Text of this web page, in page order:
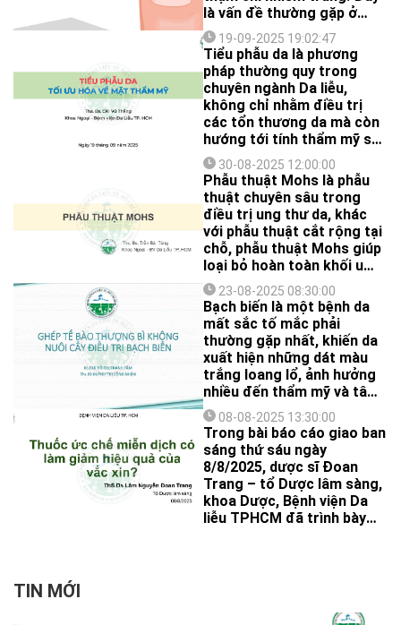
là vấn đề thường gặp ở
ngón chân cái, ảnh hưởng
không nhỏ đến sinh hoạt
và chất lượng cuộc sống.
19-09-2025 19:02:47
Tiểu phẫu da là phương
pháp thường quy trong
chuyên ngành Da liễu,
không chỉ nhằm điều trị
các tổn thương da mà còn
hướng tới tính thẩm mỹ sau
phẫu thuật.
30-08-2025 12:00:00
Phẫu thuật Mohs là phẫu
thuật chuyên sâu trong
điều trị ung thư da, khác
với phẫu thuật cắt rộng tại
chỗ, phẫu thuật Mohs giúp
loại bỏ hoàn toàn khối u
sau khi khảo sát 100% rìa
diện cắt bằng kỹ thuật sinh
thiết lạnh.
23-08-2025 08:30:00
Bạch biến là một bệnh da
mất sắc tố mắc phải
thường gặp nhất, khiến da
xuất hiện những dát màu
trắng loang lổ, ảnh hưởng
nhiều đến thẩm mỹ và tâm
lý. Hiện nay, ngoài điều trị
nội khoa (thuốc, quang trị
liệu), các phương pháp
phẫu thuật ghép tế bào đã
mở ra hy vọng mới cho
bệnh nhân bạch biến ổn
định.
08-08-2025 13:30:00
Trong bài báo cáo giao ban
sáng thứ sáu ngày
8/8/2025, dược sĩ Đoan
Trang – tổ Dược lâm sàng,
khoa Dược, Bệnh viện Da
liễu TPHCM đã trình bày
TIN MỚI